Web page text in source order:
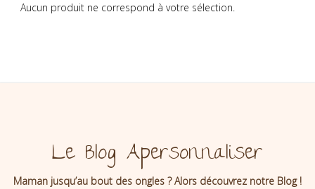
Aucun produit ne correspond à votre sélection.
Le Blog Apersonnaliser
Maman jusqu’au bout des ongles ? Alors découvrez notre Blog !